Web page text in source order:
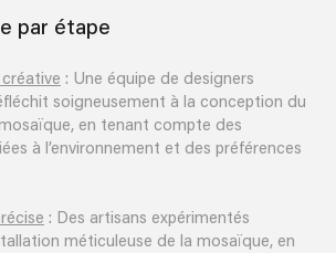
par étape
: Une équipe de designers
soigneusement à la conception du
en tenant compte des
à l’environnement et des préférences
: Des artisans expérimentés
méticuleuse de la mosaïque, en